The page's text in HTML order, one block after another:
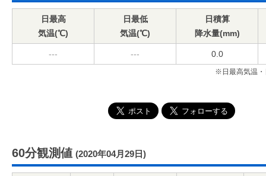
日最高
気温(℃)
日最低
気温(℃)
日積算
降水量(mm)
--- --- 0.0
※日最高気温・
60分観測値 (2020年04月29日)